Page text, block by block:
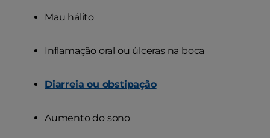
Mau hálito
Inflamação oral ou úlceras na boca
Diarreia ou obstipação
Aumento do sono